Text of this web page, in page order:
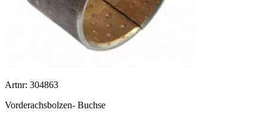
Artnr: 304863
Vorderachsbolzen- Buchse